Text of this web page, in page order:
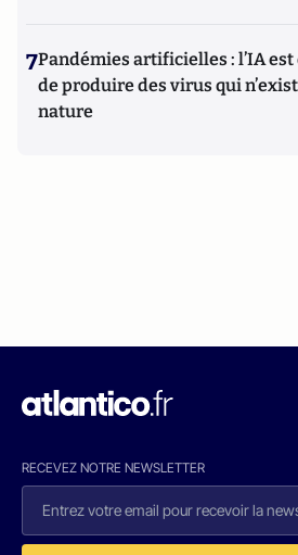
7Pandémies artificielles : l’IA
de produire des virus qui
nature
RECEVEZ NOTRE NEWSLETTER